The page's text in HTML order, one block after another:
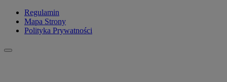
Regulamin
Mapa Strony
Polityka Prywatności